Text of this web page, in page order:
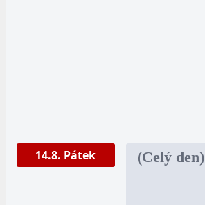
14.8. Pátek (Celý den)